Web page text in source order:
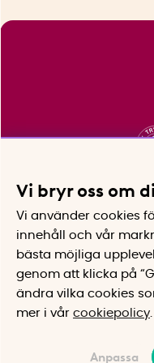
Vi bryr oss om
Vi använder cookies
innehåll och vår
bästa möjliga
genom att klicka på
ändra vilka cookies
mer i vår cookiepolicy
Anpassa